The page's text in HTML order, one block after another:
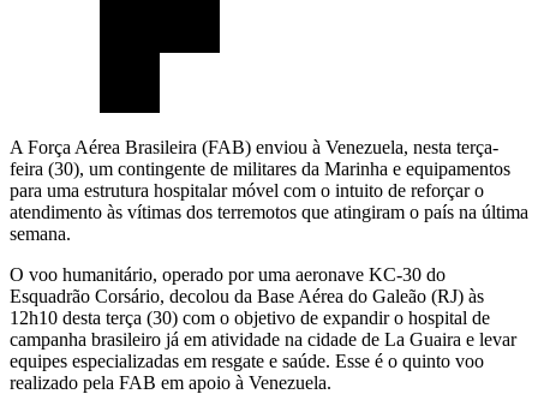
A Força Aérea Brasileira (FAB) enviou à Venezuela, nesta terça-
feira (30), um contingente de militares da Marinha e equipamentos
para uma estrutura hospitalar móvel com o intuito de reforçar o
atendimento às vítimas dos terremotos que atingiram o país na última
semana.
O voo humanitário, operado por uma aeronave KC-30 do
Esquadrão Corsário, decolou da Base Aérea do Galeão (RJ) às
12h10 desta terça (30) com o objetivo de expandir o hospital de
campanha brasileiro já em atividade na cidade de La Guaira e levar
equipes especializadas em resgate e saúde. Esse é o quinto voo
realizado pela FAB em apoio à Venezuela.